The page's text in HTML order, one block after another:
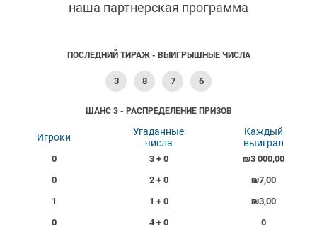
наша партнерская программа
ПОСЛЕДНИЙ ТИРАЖ - ВЫИГРЫШНЫЕ ЧИСЛА
3 8 7 6
ШАНС 3 - РАСПРЕДЕЛЕНИЕ ПРИЗОВ
Игроки
Угаданные
числа
Каждый
выиграл
0
0
1
0
3 + 0
2 + 0
1 + 0
4 + 0
₪3 000,00
₪7,00
₪3,00
0